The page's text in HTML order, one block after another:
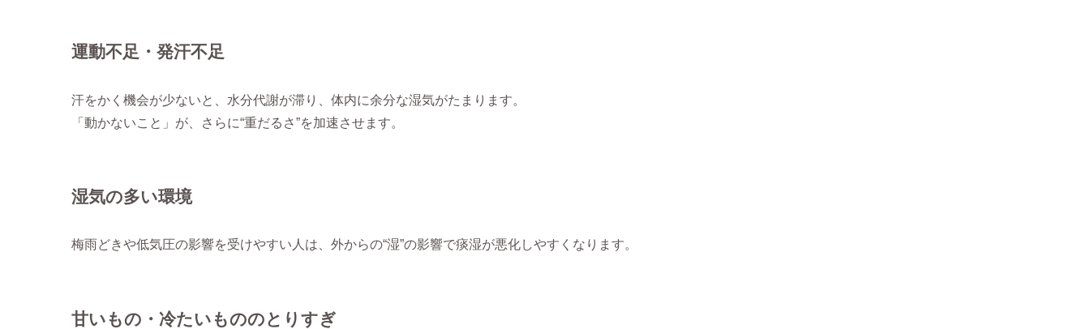
運動不足・発汗不足
汗をかく機会が少ないと、水分代謝が滞り、体内に余分な湿気がたまります。
「動かないこと」が、さらに“重だるさ”を加速させます。
湿気の多い環境
梅雨どきや低気圧の影響を受けやすい人は、外からの“湿”の影響で痰湿が悪化しやすくなります。
甘いもの・冷たいもののとりすぎ